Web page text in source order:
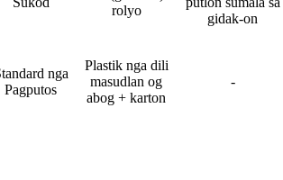
rolyo
gidak-on
nga
Pagputos
Plastik nga dili
masudlan og
abog + karton
-